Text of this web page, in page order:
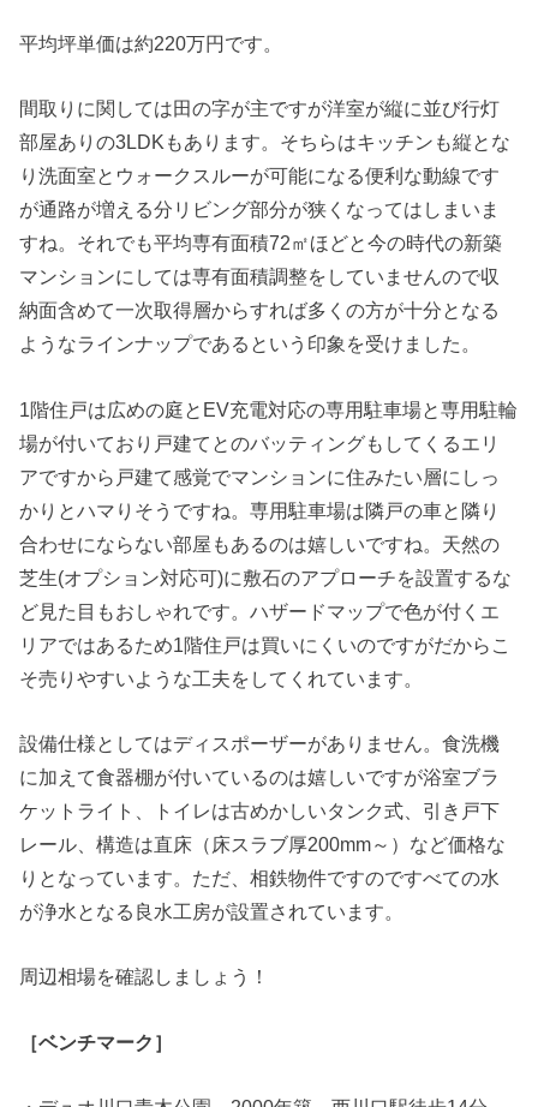
平均坪単価は約220万円です。
間取りに関しては田の字が主ですが洋室が縦に並び行灯
部屋ありの3LDKもあります。そちらはキッチンも縦とな
り洗面室とウォークスルーが可能になる便利な動線です
が通路が増える分リビング部分が狭くなってはしまいま
すね。それでも平均専有面積72㎡ほどと今の時代の新築
マンションにしては専有面積調整をしていませんので収
納面含めて一次取得層からすれば多くの方が十分となる
ようなラインナップであるという印象を受けました。
1階住戸は広めの庭とEV充電対応の専用駐車場と専用駐輪
場が付いており戸建てとのバッティングもしてくるエリ
アですから戸建て感覚でマンションに住みたい層にしっ
かりとハマりそうですね。専用駐車場は隣戸の車と隣り
合わせにならない部屋もあるのは嬉しいですね。天然の
芝生(オプション対応可)に敷石のアプローチを設置するな
ど見た目もおしゃれです。ハザードマップで色が付くエ
リアではあるため1階住戸は買いにくいのですがだからこ
そ売りやすいような工夫をしてくれています。
設備仕様としてはディスポーザーがありません。食洗機
に加えて食器棚が付いているのは嬉しいですが浴室ブラ
ケットライト、トイレは古めかしいタンク式、引き戸下
レール、構造は直床（床スラブ厚200mm～）など価格な
りとなっています。ただ、相鉄物件ですのですべての水
が浄水となる良水工房が設置されています。
周辺相場を確認しましょう！
［ベンチマーク］